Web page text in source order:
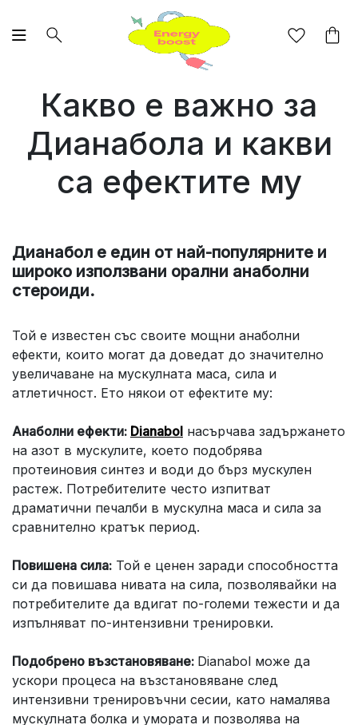
Какво е важно за
Дианабола и какви
са ефектите му
Дианабол е един от най-популярните и
широко използвани орални анаболни
стероиди.
Той е известен със своите мощни анаболни
ефекти, които могат да доведат до значително
увеличаване на мускулната маса, сила и
атлетичност. Ето някои от ефектите му:
Анаболни ефекти: Dianabol насърчава задържането
на азот в мускулите, което подобрява
протеиновия синтез и води до бърз мускулен
растеж. Потребителите често изпитват
драматични печалби в мускулна маса и сила за
сравнително кратък период.
Повишена сила: Той е ценен заради способността
си да повишава нивата на сила, позволявайки на
потребителите да вдигат по-големи тежести и да
изпълняват по-интензивни тренировки.
Подобрено възстановяване: Dianabol може да
ускори процеса на възстановяване след
интензивни тренировъчни сесии, като намалява
мускулната болка и умората и позволява на